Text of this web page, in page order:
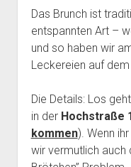
Das Brunch ist
entspannten Art –
und so haben wir
Leckereien auf dem
Die Details: Los
in der Hochstraße
kommen). Wenn
wir vermutlich auch